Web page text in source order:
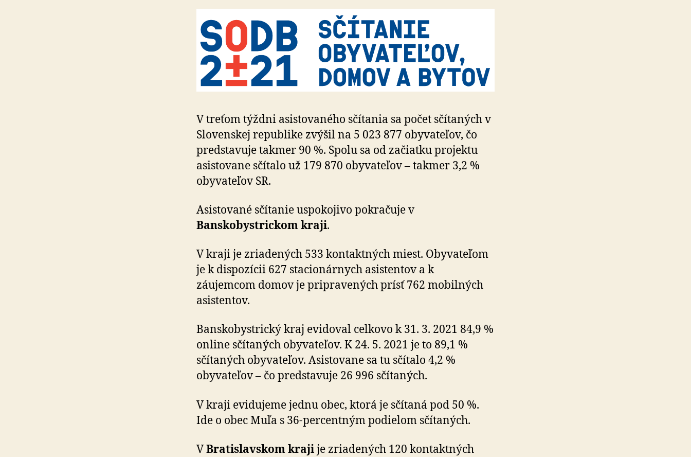
V treťom týždni asistovaného sčítania sa počet sčítaných v
Slovenskej republike zvýšil na 5 023 877 obyvateľov, čo
predstavuje takmer 90 %. Spolu sa od začiatku projektu
asistovane sčítalo už 179 870 obyvateľov – takmer 3,2 %
obyvateľov SR.
Asistované sčítanie uspokojivo pokračuje v
Banskobystrickom kraji.
V kraji je zriadených 533 kontaktných miest. Obyvateľom
je k dispozícii 627 stacionárnych asistentov a k
záujemcom domov je pripravených prísť 762 mobilných
asistentov.
Banskobystrický kraj evidoval celkovo k 31. 3. 2021 84,9 %
online sčítaných obyvateľov. K 24. 5. 2021 je to 89,1 %
sčítaných obyvateľov. Asistovane sa tu sčítalo 4,2 %
obyvateľov – čo predstavuje 26 996 sčítaných.
V kraji evidujeme jednu obec, ktorá je sčítaná pod 50 %.
Ide o obec Muľa s 36-percentným podielom sčítaných.
VBratislavskom krajije zriadených 120 kontaktných